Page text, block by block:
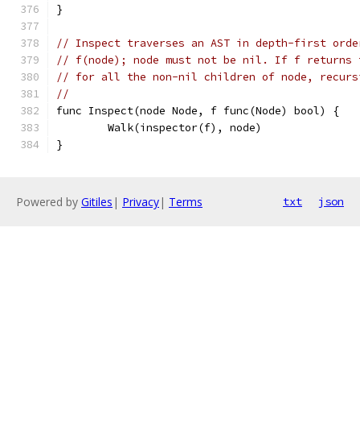
}
// Inspect traverses an AST in depth-first
// f(node); node must not be nil. If f returns
// for all the non-nil children of node,
//
func Inspect(node Node, f func(Node) bool) {
	Walk(inspector(f), node)
}
Powered by Gitiles | Privacy| Terms txt json